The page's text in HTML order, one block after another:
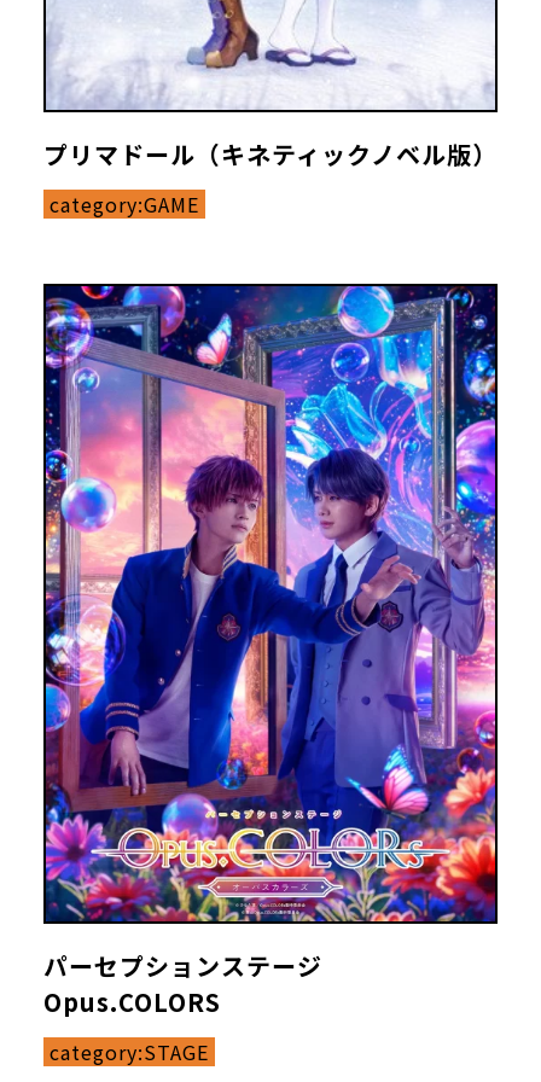
プリマドール（キネティックノベル版）
category:GAME
パーセプションステージ
Opus.COLORS
category:STAGE